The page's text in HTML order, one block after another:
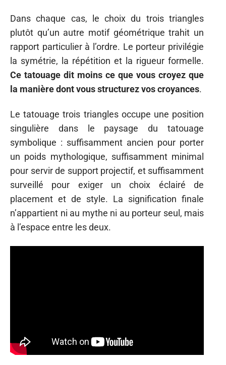
Dans chaque cas, le choix du trois triangles
plutôt qu’un autre motif géométrique trahit un
rapport particulier à l’ordre. Le porteur privilégie
la symétrie, la répétition et la rigueur formelle.
Ce tatouage dit moins ce que vous croyez que
la manière dont vous structurez vos croyances.
Le tatouage trois triangles occupe une position
singulière dans le paysage du tatouage
symbolique : suffisamment ancien pour porter
un poids mythologique, suffisamment minimal
pour servir de support projectif, et suffisamment
surveillé pour exiger un choix éclairé de
placement et de style. La signification finale
n’appartient ni au mythe ni au porteur seul, mais
à l’espace entre les deux.